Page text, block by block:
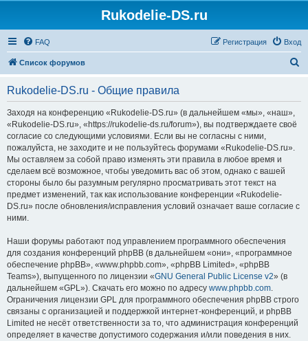
Rukodelie-DS.ru
FAQ Вход
Регистрация
Список форумов
Rukodelie-DS.ru - Общие правила
Заходя на конференцию «Rukodelie-DS.ru» (в дальнейшем «мы», «наш»,
«Rukodelie-DS.ru», «https://rukodelie-ds.ru/forum»), вы подтверждаете своё
согласие со следующими условиями. Если вы не согласны с ними,
пожалуйста, не заходите и не пользуйтесь форумами «Rukodelie-DS.ru».
Мы оставляем за собой право изменять эти правила в любое время и
сделаем всё возможное, чтобы уведомить вас об этом, однако с вашей
стороны было бы разумным регулярно просматривать этот текст на
предмет изменений, так как использование конференции «Rukodelie-
DS.ru» после обновления/исправления условий означает ваше согласие с
ними.
Наши форумы работают под управлением программного обеспечения
для создания конференций phpBB (в дальнейшем «они», «программное
обеспечение phpBB», «www.phpbb.com», «phpBB Limited», «phpBB
Teams»), выпущенного по лицензии «GNU General Public License v2» (в
дальнейшем «GPL»). Скачать его можно по адресу www.phpbb.com.
Ограничения лицензии GPL для программного обеспечения phpBB строго
связаны с организацией и поддержкой интернет-конференций, и phpBB
Limited не несёт ответственности за то, что администрация конференций
определяет в качестве допустимого содержания и/или поведения в них.